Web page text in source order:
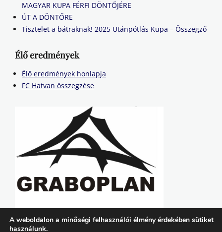
MAGYAR KUPA FÉRFI DÖNTŐJÉRE
ÚT A DÖNTŐRE
Tisztelet a bátraknak! 2025 Utánpótlás Kupa – Összegző
Élő eredmények
Élő eredmények honlapja
FC Hatvan összegzése
A weboldalon a minőségi felhasználói élmény érdekében sütiket
használunk.